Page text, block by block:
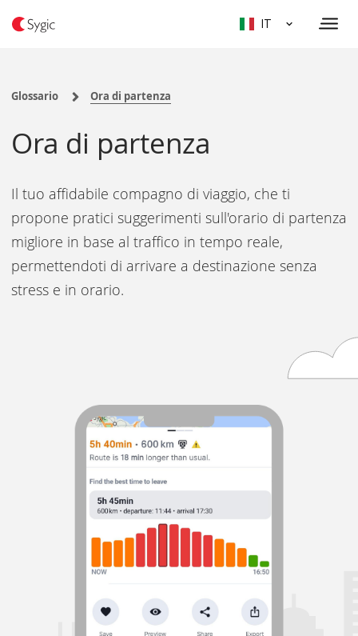
IT
Glossario Ora di partenza
Ora di partenza
Il tuo affidabile compagno di viaggio, che ti
propone pratici suggerimenti sull'orario di partenza
migliore in base al traffico in tempo reale,
permettendoti di arrivare a destinazione senza
stress e in orario.